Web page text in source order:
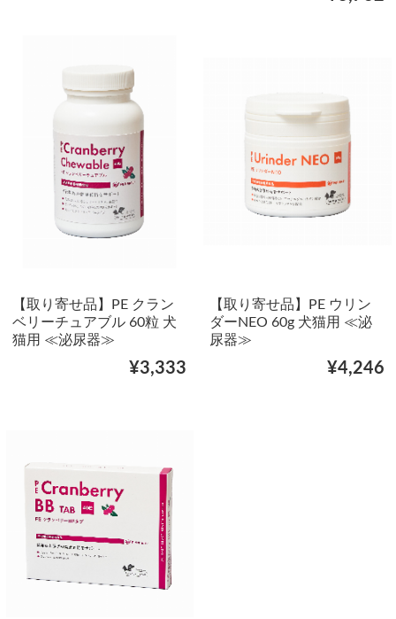
【取り寄せ品】PE クラン
ベリーチュアブル 60粒 犬
猫用 ≪泌尿器≫
¥3,333
【取り寄せ品】PE ウリン
ダーNEO 60g 犬猫用 ≪泌
尿器≫
¥4,246